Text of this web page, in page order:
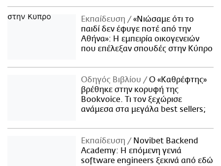
Εκπαίδευση
«Νιώσαμε ότι το
παιδί δεν έφυγε ποτέ από την
Αθήνα»: Η εμπειρία οικογενειών
που επέλεξαν σπουδές στην Κύπρο
Οδηγός Βιβλίου
Ο «Καθρέφτης»
βρέθηκε στην κορυφή της
Bookvoice. Τι τον ξεχώρισε
ανάμεσα στα μεγάλα best sellers;
Εκπαίδευση
Novibet Backend
Academy: Η επόμενη γενιά
software engineers ξεκινά από εδώ